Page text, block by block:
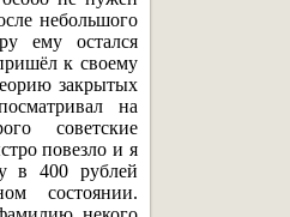
небольшого
ему остался
к своему
закрытых
на
советские
повезло и я
в 400 рублей
состоянии.